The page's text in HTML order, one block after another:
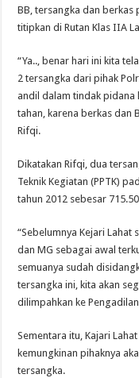
BB, tersangka dan berkas
titipkan di Rutan Klas IIA
“Ya.., benar hari ini kita
2 tersangka dari pihak
andil dalam tindak pidana
tahan, karena berkas dan
Rifqi.
Dikatakan Rifqi, dua
Teknik Kegiatan (PPTK)
tahun 2012 sebesar
“Sebelumnya Kejari
dan MG sebagai awal
semuanya sudah
tersangka ini, kita akan
dilimpahkan ke
Sementara itu, Kajari
kemungkinan pihaknya
tersangka.